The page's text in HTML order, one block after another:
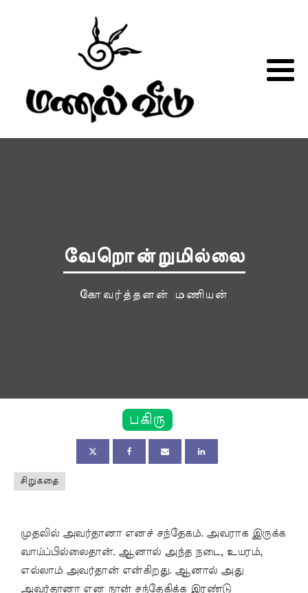
வேறொன்றுமில்லை
கோவர்த்தனன் மணியன்
பகிரு
சிறுகதை
முதலில் அவர்தானா எனச் சந்தேகம். அவராக இருக்க
வாய்ப்பில்லைதான். ஆனால் அந்த நடை, உயரம்,
எல்லாம் அவர்தான் என்கிறது. ஆனால் அது
அவர்தானா என நான் சந்தேகிக்க இரண்டு